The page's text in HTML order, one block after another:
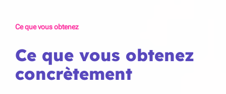
Ce que vous obtenez
Ce que vous obtenez
concrètement